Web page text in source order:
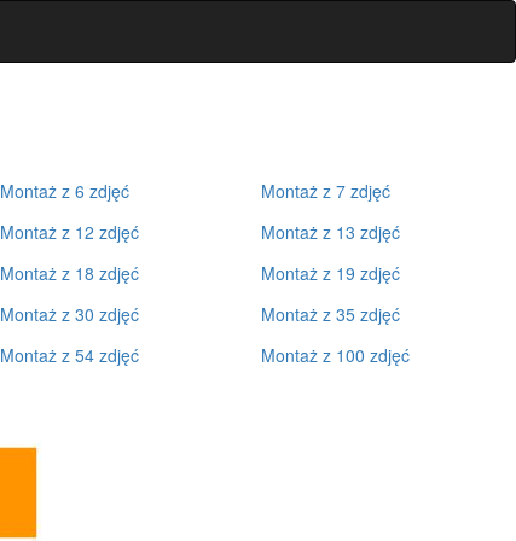
Montaż z 6 zdjęć
Montaż z 7 zdjęć
Montaż z 12 zdjęć
Montaż z 13 zdjęć
Montaż z 18 zdjęć
Montaż z 19 zdjęć
Montaż z 30 zdjęć
Montaż z 35 zdjęć
Montaż z 54 zdjęć Montaż z 100 zdjęć